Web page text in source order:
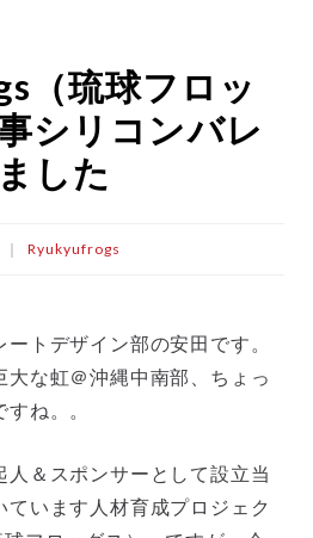
（琉球フロッ
シリコンバレ
した
｜ Ryukyufrogs
トデザイン部の安田です。
大な虹＠沖縄中南部、ちょっ
ね。。
人＆スポンサーとして設立当
います人材育成プロジェク